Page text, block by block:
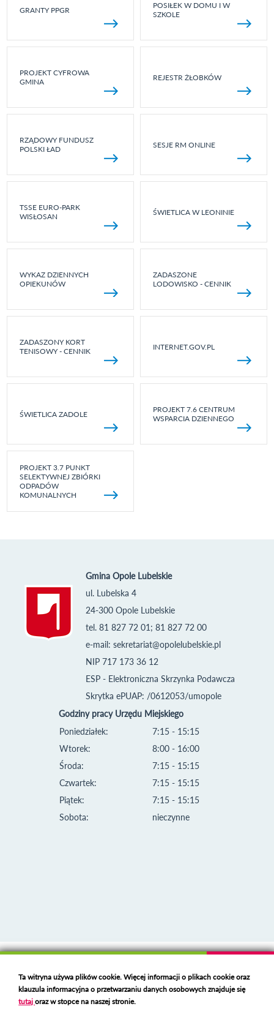
GRANTY PPGR
POSIŁEK W DOMU I W
SZKOLE
PROJEKT CYFROWA
GMINA
REJESTR ŻŁOBKÓW
RZĄDOWY FUNDUSZ
POLSKI ŁAD
SESJE RM ONLINE
TSSE EURO-PARK
WISŁOSAN
ŚWIETLICA W LEONINIE
WYKAZ DZIENNYCH
OPIEKUNÓW
ZADASZONE
LODOWISKO - CENNIK
ZADASZONY KORT
TENISOWY - CENNIK
INTERNET.GOV.PL
ŚWIETLICA ZADOLE
PROJEKT 7.6 CENTRUM
WSPARCIA DZIENNEGO
PROJEKT 3.7 PUNKT
SELEKTYWNEJ ZBIÓRKI
ODPADÓW
KOMUNALNYCH
Gmina Opole Lubelskie
ul. Lubelska 4
24-300 Opole Lubelskie
tel. 81 827 72 01; 81 827 72 00
e-mail: sekretariat@opolelubelskie.pl
NIP 717 173 36 12
ESP - Elektroniczna Skrzynka Podawcza
Skrytka ePUAP: /0612053/umopole
Godziny pracy Urzędu Miejskiego
Poniedziałek:
Wtorek:
Środa:
Czwartek:
Piątek:
Sobota:
7:15 - 15:15
8:00 - 16:00
7:15 - 15:15
7:15 - 15:15
7:15 - 15:15
nieczynne
Deklaracja dostępności
Polski serwer RBL
https://polspam.pl/
Ta witryna używa plików cookie. Więcej informacji o plikach cookie oraz
klauzula informacyjna o przetwarzaniu danych osobowych znajduje się
tutajoraz w stopce na naszej stronie.